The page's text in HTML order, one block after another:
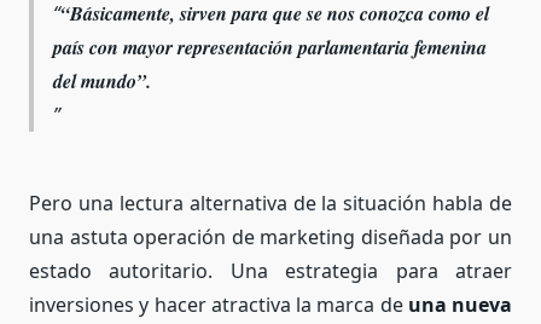
“Básicamente, sirven para que se nos conozca como el
país con mayor representación parlamentaria femenina
del mundo”.
Pero una lectura alternativa de la situación habla de
una astuta operación de marketing diseñada por un
estado autoritario. Una estrategia para atraer
inversiones y hacer atractiva la marca de una nueva